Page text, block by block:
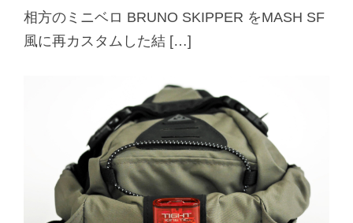
相方のミニベロ BRUNO SKIPPER をMASH SF
風に再カスタムした結 […]